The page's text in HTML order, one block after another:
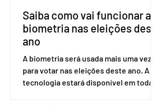
Saiba como vai funcionar a
biometria nas eleições deste
ano
A biometria será usada mais uma vez
para votar nas eleições deste ano. A
tecnologia estará disponível em todas